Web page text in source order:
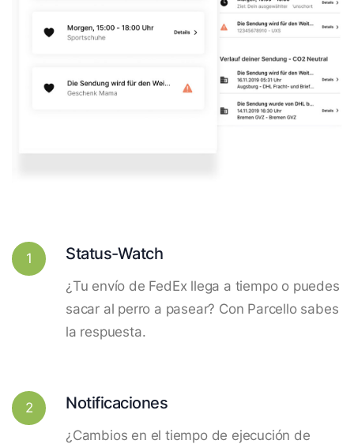
1 Status-Watch
¿Tu envío de FedEx llega a tiempo o puedes
sacar al perro a pasear? Con Parcello sabes
la respuesta.
2 Notificaciones
¿Cambios en el tiempo de ejecución de